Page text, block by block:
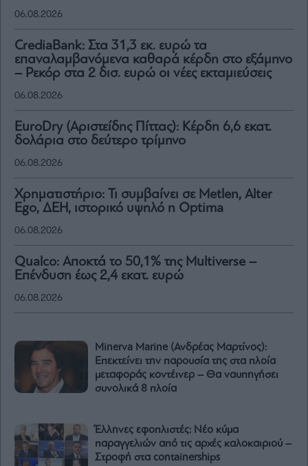
06.08.2026
CrediaBank: Στα 31,3 εκ. ευρώ τα
επαναλαμβανόμενα καθαρά κέρδη στο εξάμηνο
– Ρεκόρ στα 2 δισ. ευρώ οι νέες εκταμιεύσεις
06.08.2026
EuroDry (Αριστείδης Πίττας): Κέρδη 6,6 εκατ.
δολάρια στο δεύτερο τρίμηνο
06.08.2026
Χρηματιστήριο: Τι συμβαίνει σε Metlen, Αlter
Ego, ΔΕΗ, ιστορικό υψηλό η Optima
06.08.2026
Qualco: Αποκτά το 50,1% της Multiverse –
Επένδυση έως 2,4 εκατ. ευρώ
06.08.2026
Minerva Marine (Ανδρέας Μαρτίνος):
Επεκτείνει την παρουσία της στα πλοία
μεταφοράς κοντέινερ – Θα ναυπηγήσει
συνολικά 8 πλοία
Έλληνες εφοπλιστές: Νέο κύμα
παραγγελιών από τις αρχές καλοκαιριού –
Στροφή στα containerships